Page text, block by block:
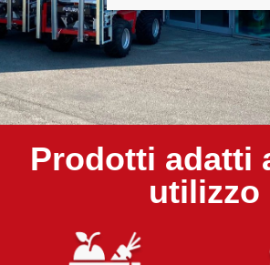
Prodotti adatti
utilizzo